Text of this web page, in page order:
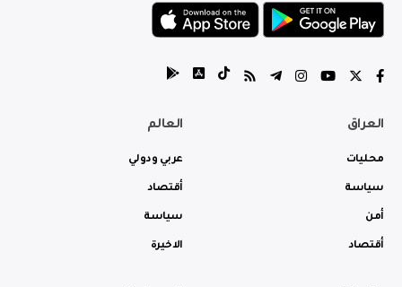
العراق
محليات
سياسة
أمن
أقتصاد
العالم
عربي ودولي
أقتصاد
سياسة
الاخيرة